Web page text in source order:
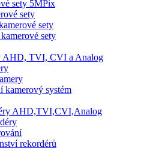
sety 5MPix
sety
sety
sety
AHD, TVI, CVI a Analog
kamerový systém
AHD,TVI,CVI,Analog
rekordérů